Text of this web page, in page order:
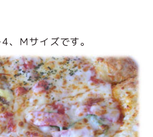
Ｍサイズです。